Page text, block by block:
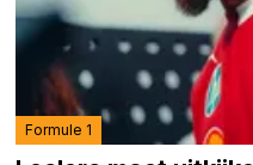
Formule 1